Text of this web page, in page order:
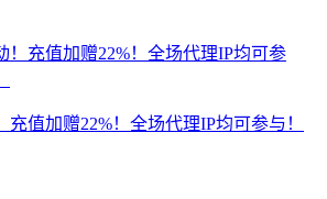
充值加赠22%！全场代理IP均可参与！